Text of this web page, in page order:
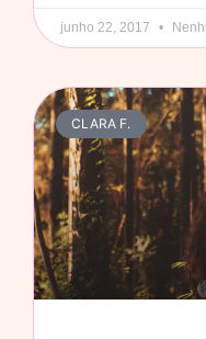
junho 22, 2017
CLARA F.